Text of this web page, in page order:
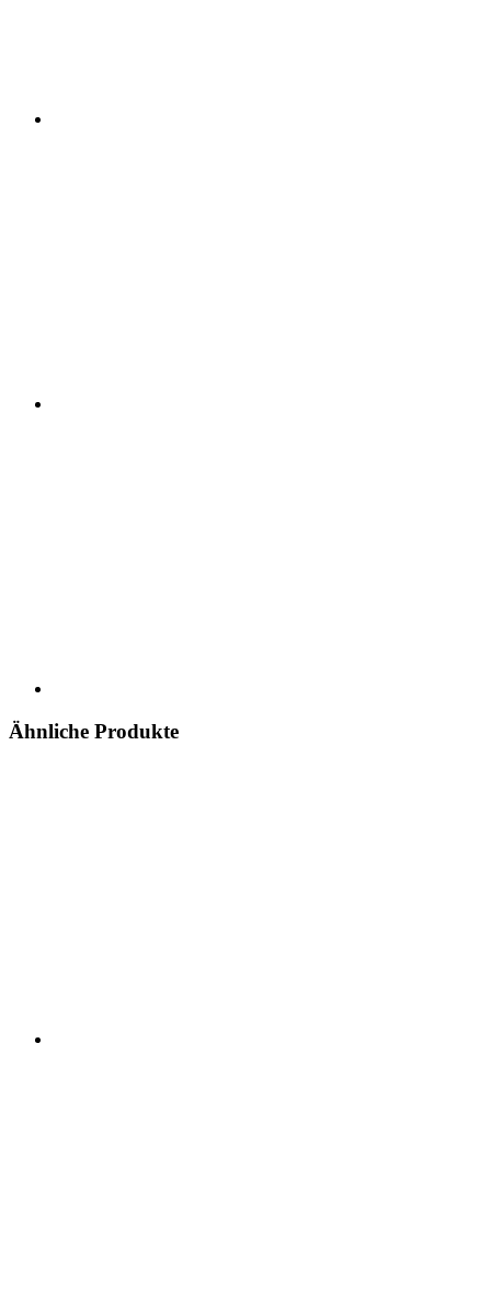
Ähnliche Produkte